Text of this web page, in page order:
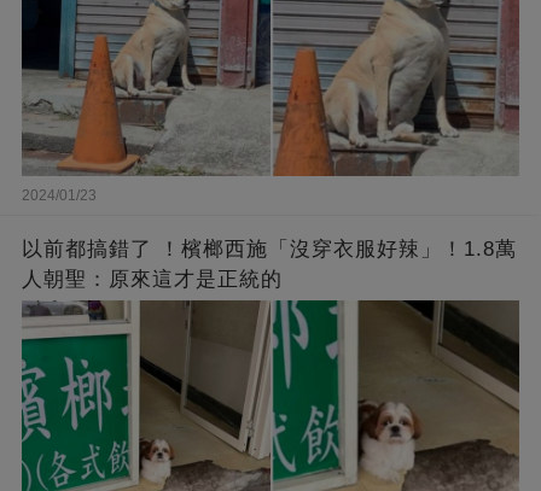
2024/01/23
以前都搞錯了 ！檳榔西施「沒穿衣服好辣」！1.8萬
人朝聖：原來這才是正統的